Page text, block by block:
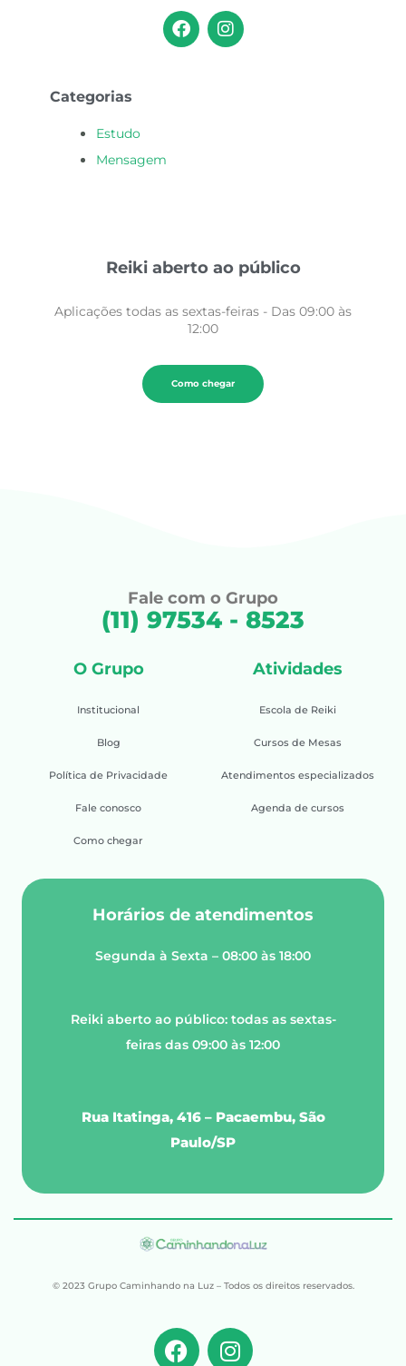
F
a
I
n
Categorias
Estudo
Mensagem
Reiki aberto ao público
Aplicações todas as sextas-feiras - Das 09:00 às
12:00
Como chegar
Fale com o Grupo
(11) 97534 - 8523
O Grupo
Institucional
Blog
Política de Privacidade
Fale conosco
Como chegar
Atividades
Escola de Reiki
Cursos de Mesas
Atendimentos especializados
Agenda de cursos
Horários de atendimentos
Segunda à Sexta – 08:00 às 18:00
Reiki aberto ao público: todas as sextas-
feiras das 09:00 às 12:00
Rua Itatinga, 416 – Pacaembu, São
Paulo/SP
© 2023 Grupo Caminhando na Luz – Todos os direitos reservados.
F
I